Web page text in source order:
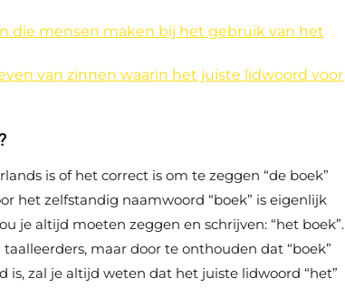
die mensen maken bij het gebruik van het
van zinnen waarin het juiste lidwoord voor
is of het correct is om te zeggen “de boek”
het zelfstandig naamwoord “boek” is eigenlijk
je altijd moeten zeggen en schrijven: “het boek”.
maar door te onthouden dat “boek”
zal je altijd weten dat het juiste lidwoord “het”